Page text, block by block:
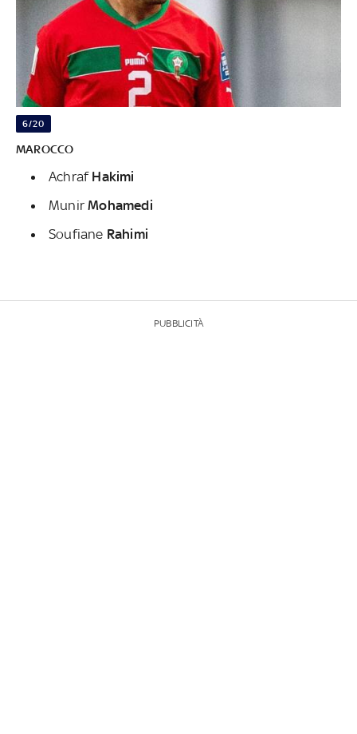
6/20
MAROCCO
Achraf Hakimi
MunirMohamedi
Soufiane Rahimi
PUBBLICITÀ